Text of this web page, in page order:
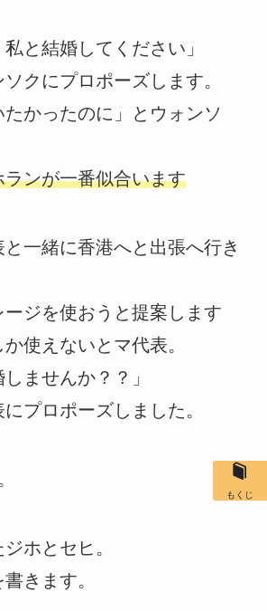
私と結婚してください」
クにプロポーズします。
たかったのに」とウォンソ
ンが一番似合います
一緒に香港へと出張へ行き
ジを使おうと提案します
使えないとマ代表。
ませんか？？」
プロポーズしました。
ホとセヒ。
きます。
もくじ